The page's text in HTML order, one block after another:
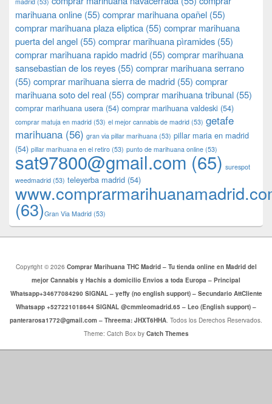
marihuana online (55) comprar marihuana opañel (55)
comprar marihuana plaza eliptica (55) comprar marihuana
puerta del angel (55) comprar marihuana pìramides (55)
comprar marihuana rapido madrid (55) comprar marihuana
sansebastian de los reyes (55) comprar marihuana serrano
(55) comprar marihuana sierra de madrid (55) comprar
marihuana soto del real (55) comprar marihuana tribunal (55)
comprar marihuana usera (54) comprar marihuana valdeski (54)
comprar matuja en madrid (53) el mejor cannabis de madrid (53) getafe
marihuana (56) gran via pillar marihuana (53) pillar maria en madrid
(54) pillar marihuana en el retiro (53) punto de marihuana online (53)
sat97800@gmail.com (65) surespot
weedmadrid (53) teleyerba madrid (54)
(63)​​Gran Via Madrid (53)
Copyright © 2026 Comprar Marihuana THC Madrid – Tu tienda online en Madrid del
mejor Cannabis y Hachis a domicilio Envios a toda Europa – Principal
Whatsapp+34677084290 SIGNAL – yeffy (no english support) – Secundario AttCliente
Whatsapp +527221018644 SIGNAL @cmmleomadrid.65 – Leo (English support) –
panterarosa1772@gmail.com – Threema: JHXT6HHA. Todos los Derechos Reservados.
Theme: Catch Box by Catch Themes